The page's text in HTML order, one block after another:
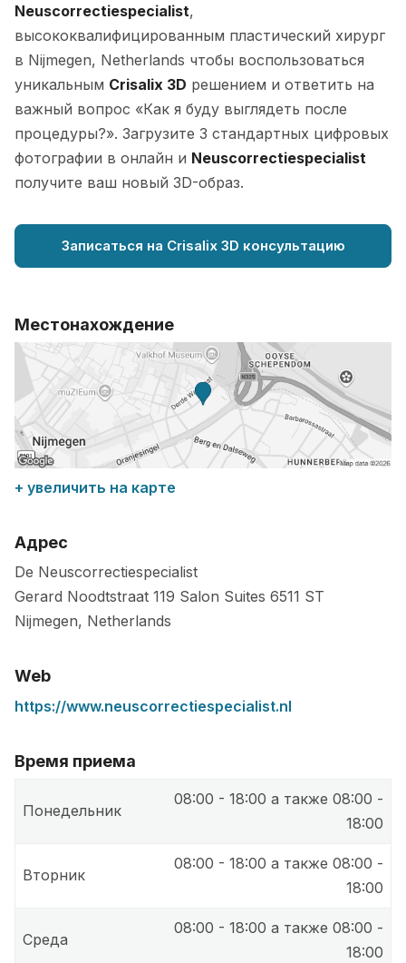
Neuscorrectiespecialist,
высококвалифицированным пластический хирург
в Nijmegen, Netherlands чтобы воспользоваться
уникальным Crisalix 3D решением и ответить на
важный вопрос «Как я буду выглядеть после
процедуры?». Загрузите 3 стандартных цифровых
фотографии в онлайн и Neuscorrectiespecialist
получите ваш новый 3D-образ.
Записаться на Crisalix 3D консультацию
Местонахождение
+ увеличить на карте
Адрес
De Neuscorrectiespecialist
Gerard Noodtstraat 119 Salon Suites 6511 ST
Nijmegen, Netherlands
Web
https://www.neuscorrectiespecialist.nl
Время приема
Понедельник
08:00 - 18:00 а также 08:00 -
18:00
Вторник
08:00 - 18:00 а также 08:00 -
18:00
Среда
08:00 - 18:00 а также 08:00 -
18:00